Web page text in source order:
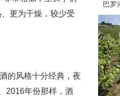
更为干燥，较少受
的风格十分经典，夜
2016年份那样，酒
巴罗